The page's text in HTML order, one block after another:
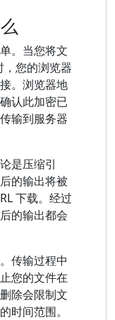
。当您将文
，您的浏览器
。浏览器地
认此加密已
输到服务器
是压缩引
的输出将被
下载。经过
的输出都会
传输过程中
您的文件在
除会限制文
时间范围。